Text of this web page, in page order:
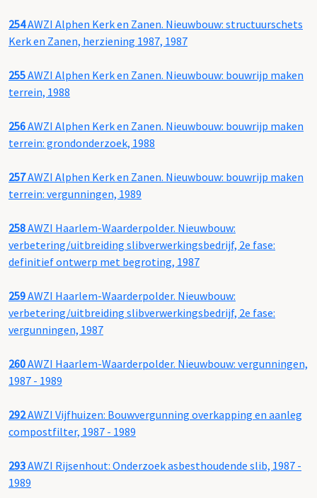
254AWZI Alphen Kerk en Zanen. Nieuwbouw: structuurschets
Kerk en Zanen, herziening 1987, 1987
255AWZI Alphen Kerk en Zanen. Nieuwbouw: bouwrijp maken
terrein, 1988
256AWZI Alphen Kerk en Zanen. Nieuwbouw: bouwrijp maken
terrein: grondonderzoek, 1988
257AWZI Alphen Kerk en Zanen. Nieuwbouw: bouwrijp maken
terrein: vergunningen, 1989
258AWZI Haarlem-Waarderpolder. Nieuwbouw:
verbetering/uitbreiding slibverwerkingsbedrijf, 2e fase:
definitief ontwerp met begroting, 1987
259AWZI Haarlem-Waarderpolder. Nieuwbouw:
verbetering/uitbreiding slibverwerkingsbedrijf, 2e fase:
vergunningen, 1987
260AWZI Haarlem-Waarderpolder. Nieuwbouw: vergunningen,
1987 - 1989
292AWZI Vijfhuizen: Bouwvergunning overkapping en aanleg
compostfilter, 1987 - 1989
293AWZI Rijsenhout: Onderzoek asbesthoudende slib, 1987 -
1989